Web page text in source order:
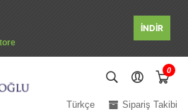
İNDİR
0
Sipariş Takibi
Türkçe